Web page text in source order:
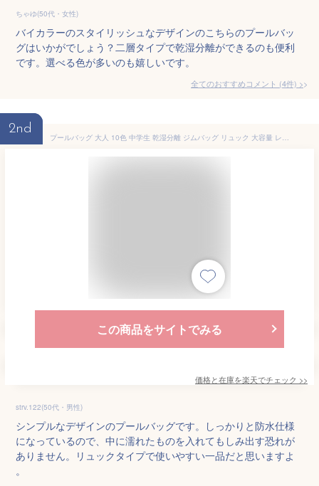
ちゃゆ(50代・女性)
バイカラーのスタイリッシュなデザインのこちらのプールバッ
グはいかがでしょう？二層タイプで乾湿分離ができるのも便利
です。選べる色が多いのも嬉しいです。
全てのおすすめコメント (4件) >
2nd
プールバッグ 大人 10色 中学生 乾湿分離 ジムバッグ リュック 大容量 レディース 女の子 男の子 シンプル スイムバッグ ビーチバッグ ジムサック ナップザック スイミングバッグ 水泳バッグ スポーツバッグ 2層式 仕分け かわいい
この商品をサイトでみる
価格と在庫を楽天でチェック >>
strv.122(50代・男性)
シンプルなデザインのプールバッグです。しっかりと防水仕様
になっているので、中に濡れたものを入れてもしみ出す恐れが
ありません。リュックタイプで使いやすい一品だと思いますよ
。